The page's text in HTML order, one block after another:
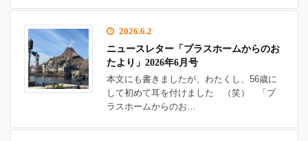
2026.6.2
ニュースレター「プラスホームからのお
たより」2026年6月号
本文にも書きましたが、わたくし、56歳に
して初めて耳を付けました （笑） 「プ
ラスホームからのお…